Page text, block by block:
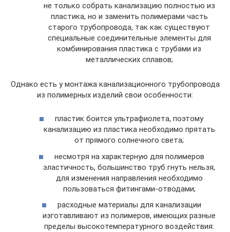
не только собрать канализацию полностью из
пластика, но и заменить полимерами часть
старого трубопровода, так как существуют
специальные соединительные элементы для
комбинирования пластика с трубами из
металлических сплавов;
Однако есть у монтажа канализационного трубопровода
из полимерных изделий свои особенности:
пластик боится ультрафиолета, поэтому
канализацию из пластика необходимо прятать
от прямого солнечного света;
несмотря на характерную для полимеров
эластичность, большинство труб гнуть нельзя,
для изменения направления необходимо
пользоваться фитингами-отводами;
расходные материалы для канализации
изготавливают из полимеров, имеющих разные
пределы высокотемпературного воздействия: